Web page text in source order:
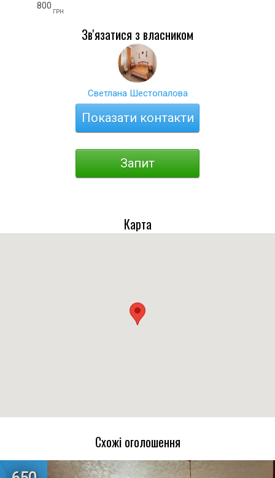
800
ГРН
Зв'язатися з власником
Светлана Шестопалова
Показати контакти
Запит
Карта
Схожі оголошення